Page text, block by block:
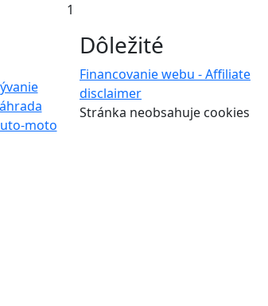
1
moto
Dôležité
Financovanie webu - Affiliate
disclaimer
Stránka neobsahuje cookies